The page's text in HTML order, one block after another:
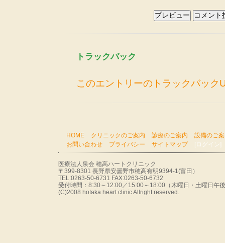
トラックバック
このエントリーのトラックバック
HOME クリニックのご案内 診療のご案内
設備のご
お問い合わせ
プライバシー サイトマップ [ログイン]
医療法人泉会 穂高ハートクリニック
〒399-8301 長野県安曇野市穂高有明9394-1(富田）
TEL:0263-50-6731 FAX:0263-50-6732
受付時間：8:30～12:00／15:00～18:00（木曜日・土曜日午
(C)2008 hotaka heart clinic Allright reserved.